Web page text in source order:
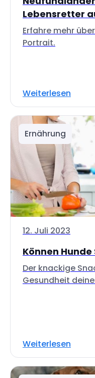
Lebensretter
Erfahre mehr
Portrait.
Weiterlesen
Ernährung
12. Juli 2023
Können
Der knackige
Gesundheit
Weiterlesen